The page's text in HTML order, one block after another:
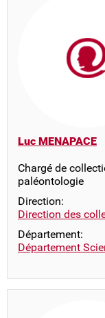
Luc MENAPACE
Chargé de
paléontologie
Direction:
Direction des
Département:
Département